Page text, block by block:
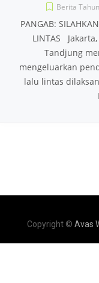
Berita
PANGAB:
LINTAS
Tandjung
mengeluarkan
lalu lintas
Copyright © Avas